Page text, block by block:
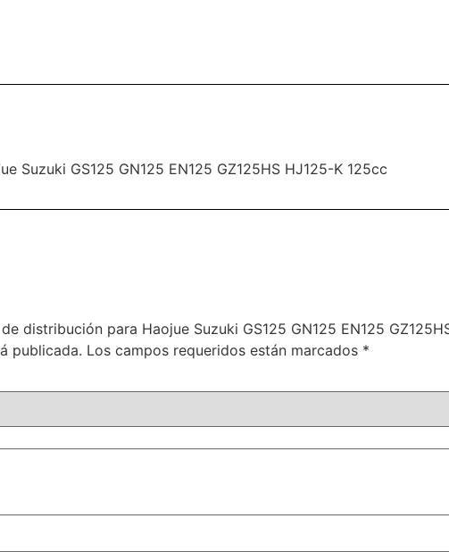
Suzuki GS125 GN125 EN125 GZ125HS HJ125-K 125cc
distribución para Haojue Suzuki GS125 GN125 EN125
publicada. Los campos requeridos están marcados *